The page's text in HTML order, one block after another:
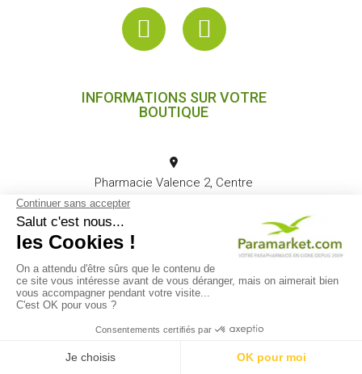
INFORMATIONS SUR VOTRE
BOUTIQUE
Pharmacie Valence 2, Centre
Commercial Valence 2 26000
04 75 82 00 88(Prix d'un appel
local) (Du lundi au vendredi de
contact@paramarket.com